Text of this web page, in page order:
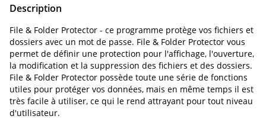
Description
File & Folder Protector - ce programme protège vos fichiers et
dossiers avec un mot de passe. File & Folder Protector vous
permet de définir une protection pour l'affichage, l'ouverture,
la modification et la suppression des fichiers et des dossiers.
File & Folder Protector possède toute une série de fonctions
utiles pour protéger vos données, mais en même temps il est
très facile à utiliser, ce qui le rend attrayant pour tout niveau
d'utilisateur.